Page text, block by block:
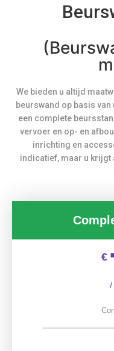
We bieden u altijd
beurswand op basis
een complete
vervoer en op- en
inrichting en
indicatief, maar u
€
/